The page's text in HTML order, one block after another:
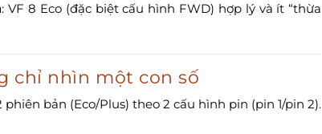
: VF 8 Eco (đặc biệt cấu hình FWD) hợp lý và ít “thừa
chỉ nhìn một con số
bản (Eco/Plus) theo 2 cấu hình pin (pin 1/pin 2).